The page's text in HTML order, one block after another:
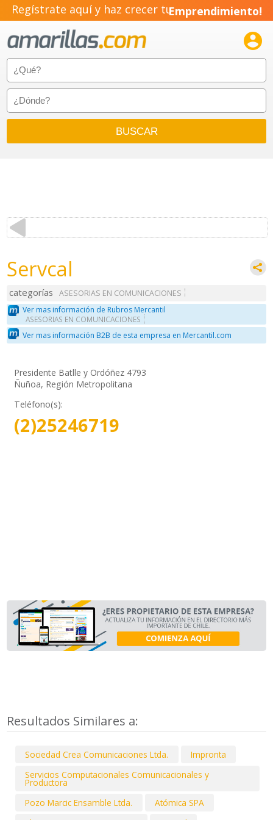
Regístrate aquí y haz crecer tuEmprendimiento!

Servcal
categorías
ASESORIAS EN COMUNICACIONES
Ver mas información de Rubros Mercantil
ASESORIAS EN COMUNICACIONES
Ver mas información B2B de esta empresa en Mercantil.com
Presidente Batlle y Ordóñez 4793
Ñuñoa, Región Metropolitana
Teléfono(s):
(2)25246719
Resultados Similares a:
Sociedad Crea Comunicaciones Ltda.
Impronta
Servicios Computacionales Comunicacionales y
Productora
Pozo Marcic Ensamble Ltda.
Atómica SPA